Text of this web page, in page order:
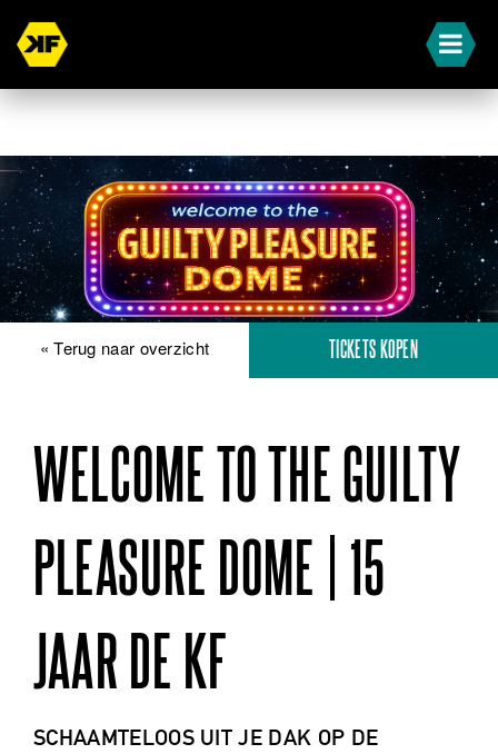
« Terug naar overzicht TICKETS KOPEN
WELCOME TO THE GUILTY
PLEASURE DOME | 15
JAAR DE KF
SCHAAMTELOOS UIT JE DAK OP DE